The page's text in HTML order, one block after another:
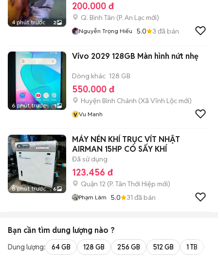
4 phút trước 2
200.000 đ
Q. Bình Tân (P. An Lạc mới)
Nguyễn Trọng Hiếu 5.0 3 đã bán
6 phút trước 1
Vivo 2029 128GB Màn hình nứt nhẹ
Dòng khác 128 GB
550.000 đ
Huyện Bình Chánh (Xã Vĩnh Lộc mới)
v Vu Manh
8 phút trước 6
MÁY NÉN KHÍ TRỤC VÍT NHẬT
AIRMAN 15HP CÓ SẤY KHÍ
Đã sử dụng
123.456 đ
Quận 12 (P. Tân Thới Hiệp mới)
Phạm Lâm 5.0 31 đã bán
Bạn cần tìm dung lượng nào ?
Dung lượng: 64 GB 128 GB 256 GB 512 GB 1 TB